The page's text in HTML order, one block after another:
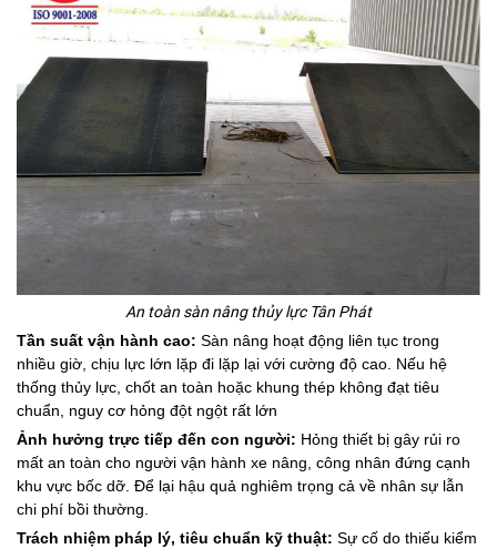
An toàn sàn nâng thủy lực Tân Phát
Tần suất vận hành cao: Sàn nâng hoạt động liên tục trong
nhiều giờ, chịu lực lớn lặp đi lặp lại với cường độ cao. Nếu hệ
thống thủy lực, chốt an toàn hoặc khung thép không đạt tiêu
chuẩn, nguy cơ hỏng đột ngột rất lớn
Ảnh hưởng trực tiếp đến con người: Hỏng thiết bị gây rủi ro
mất an toàn cho người vận hành xe nâng, công nhân đứng cạnh
khu vực bốc dỡ. Để lại hậu quả nghiêm trọng cả về nhân sự lẫn
chi phí bồi thường.
Trách nhiệm pháp lý, tiêu chuẩn kỹ thuật: Sự cố do thiếu kiểm